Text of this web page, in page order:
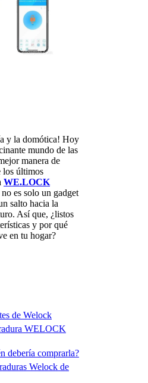
y la domótica! Hoy
mundo de las
manera de
los últimos
WE.LOCK
es solo un gadget
salto hacia la
Así que, ¿listos
y por qué
en tu hogar?
de Welock
WELOCK
debería comprarla?
Welock de